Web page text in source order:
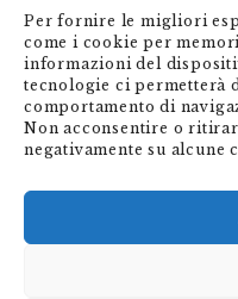
Per fornire le migliori
come i cookie per
informazioni del
tecnologie ci permetterà
comportamento di
Non acconsentire o
negativamente su alcune
Spese di spedizione
Politica dei resi
Informativa sulla
Il mio account
Carrello
Via Giovanni Antonio
Casella postale 563